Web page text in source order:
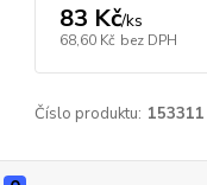
83 Kč/ks
68,60 Kč bez DPH
Číslo produktu: 153311